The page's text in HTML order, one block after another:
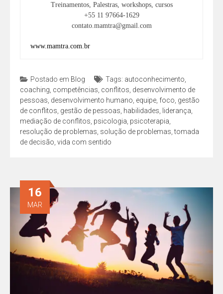
Treinamentos, Palestras, workshops, cursos
+55 11 97664-1629
contato.mamtra@gmail.com
www.mamtra.com.br
Postado em Blog Tags: autoconhecimento
coaching competências conflitos desenvolvimento de
pessoas desenvolvimento humano equipe foco gestão
de conflitos gestão de pessoas habilidades liderança
mediação de conflitos psicologia psicoterapia
resolução de problemas solução de problemas ,tomada
de decisão vida com sentido
16
MAR